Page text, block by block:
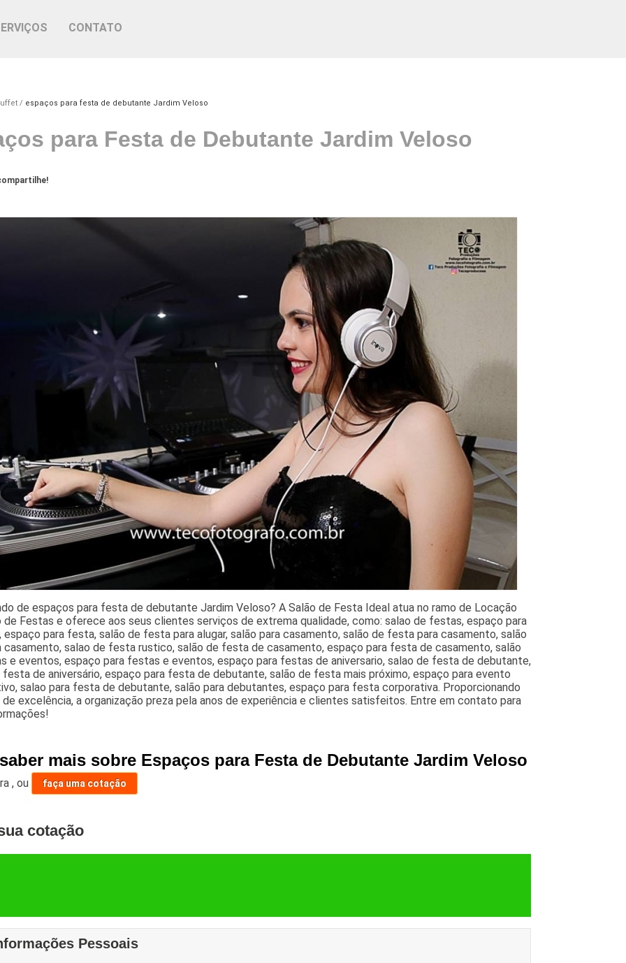
CONTATO
espaços para festa de debutante Jardim Veloso
para Festa de Debutante Jardim Veloso
de espaços para festa de debutante Jardim Veloso? A Salão de Festa Ideal atua no ramo de Locação
de Festas e oferece aos seus clientes serviços de extrema qualidade, como: salao de festas, espaço para
espaço para festa, salão de festa para alugar, salão para casamento, salão de festa para casamento, salão
salao de festa rustico, salão de festa de casamento, espaço para festa de casamento, salão
e eventos, espaço para festas e eventos, espaço para festas de aniversario, salao de festa de debutante,
festa de aniversário, espaço para festa de debutante, salão de festa mais próximo, espaço para evento
salao para festa de debutante, salão para debutantes, espaço para festa corporativa. Proporcionando
excelência, a organização preza pela anos de experiência e clientes satisfeitos. Entre em contato para
mais sobre Espaços para Festa de Debutante Jardim Veloso
,ou faça uma cotação
cotação
Pessoais